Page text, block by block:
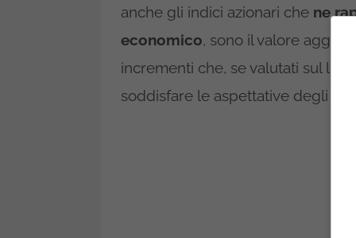
anche gli indici azionari che ne
economico, sono il valore
incrementi che, se valutati sul
soddisfare le aspettative degli